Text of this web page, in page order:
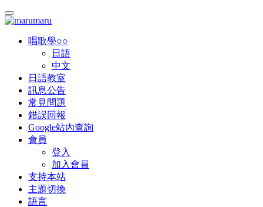
唱歌學○○
日語
中文
日語教室
訊息公告
常見問題
錯誤回報
Google站內查詢
會員
登入
加入會員
支持本站
主題切換
語言